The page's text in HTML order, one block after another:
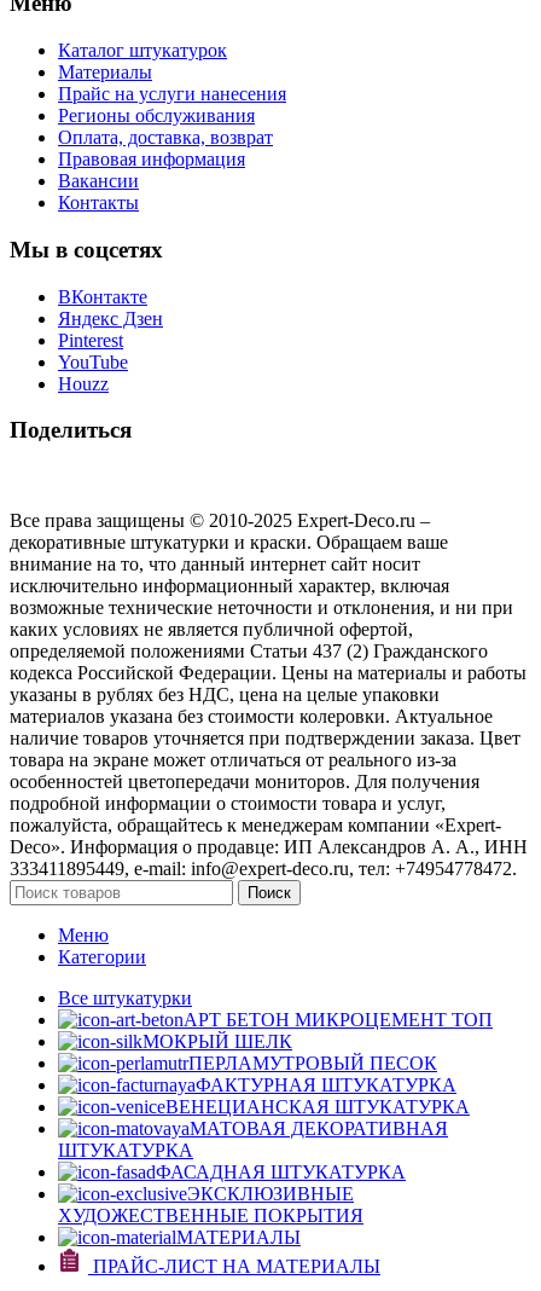
Каталог штукатурок
Материалы
Прайс на услуги нанесения
Регионы обслуживания
Оплата, доставка, возврат
Правовая информация
Вакансии
Контакты
Мы в соцсетях
ВКонтакте
Яндекс Дзен
Pinterest
YouTube
Houzz
Поделиться
Все права защищены © 2010-2025 Expert-Deco.ru –
декоративные штукатурки и краски. Обращаем ваше
внимание на то, что данный интернет сайт носит
исключительно информационный характер, включая
возможные технические неточности и отклонения, и ни при
каких условиях не является публичной офертой,
определяемой положениями Статьи 437 (2) Гражданского
кодекса Российской Федерации. Цены на материалы и работы
указаны в рублях без НДС, цена на целые упаковки
материалов указана без стоимости колеровки. Актуальное
наличие товаров уточняется при подтверждении заказа. Цвет
товара на экране может отличаться от реального из‑за
особенностей цветопередачи мониторов. Для получения
подробной информации о стоимости товара и услуг,
пожалуйста, обращайтесь к менеджерам компании «Expert-
Deco». Информация о продавце: ИП Александров А. А., ИНН
333411895449, e-mail: info@expert-deco.ru, тел: +74954778472.
Поиск
Меню
Категории
Все штукатурки
АРТ БЕТОН МИКРОЦЕМЕНТ ТОП
МОКРЫЙ ШЕЛК
ПЕРЛАМУТРОВЫЙ ПЕСОК
ФАКТУРНАЯ ШТУКАТУРКА
ВЕНЕЦИАНСКАЯ ШТУКАТУРКА
МАТОВАЯ ДЕКОРАТИВНАЯ
ШТУКАТУРКА
ФАСАДНАЯ ШТУКАТУРКА
ЭКСКЛЮЗИВНЫЕ
ХУДОЖЕСТВЕННЫЕ ПОКРЫТИЯ
МАТЕРИАЛЫ
ПРАЙС-ЛИСТ НА МАТЕРИАЛЫ